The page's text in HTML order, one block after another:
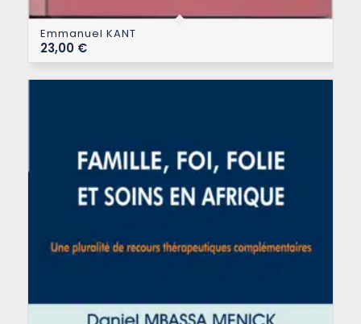
Emmanuel KANT
23,00 €